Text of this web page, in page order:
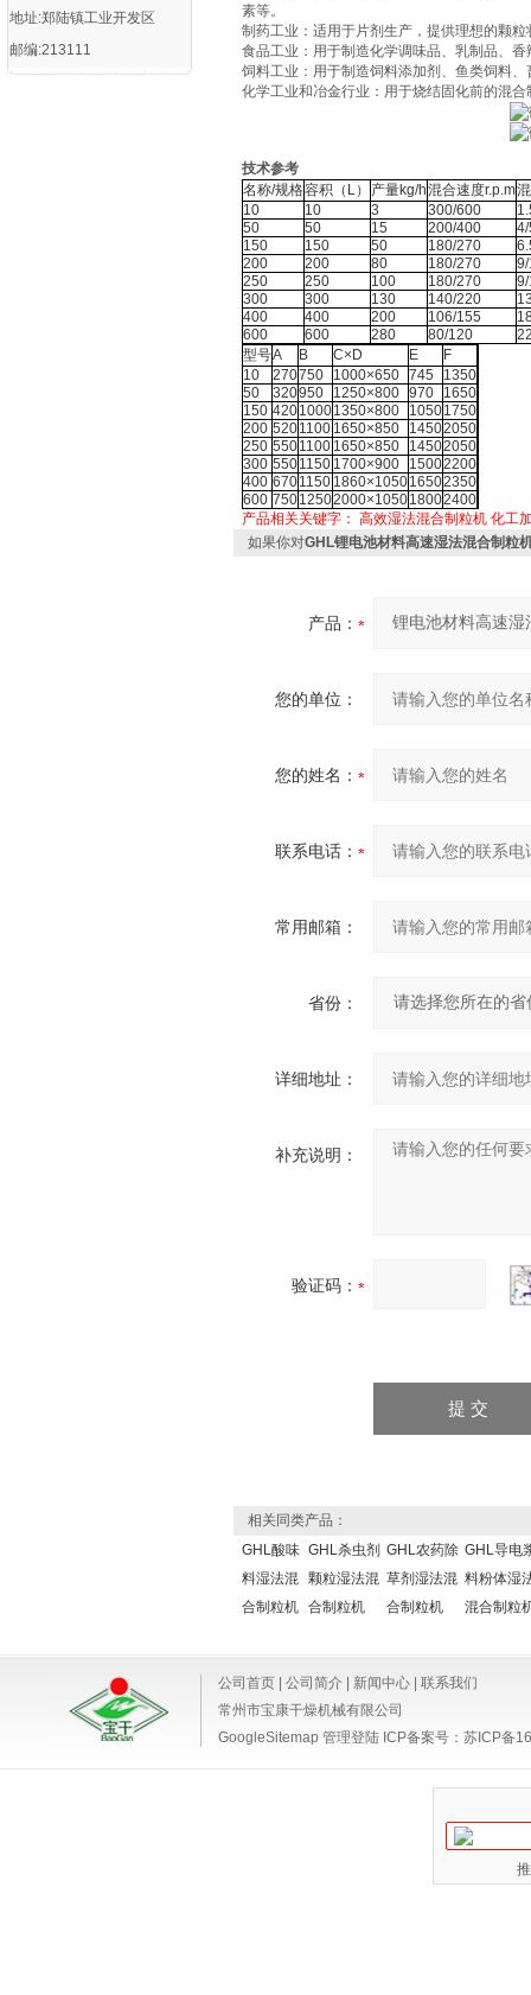
地址:郑陆镇工业开发区
邮编:213111
素等。
制药工业‌：适用于片剂生产，提供理想的颗粒
食品工业‌：用于制造化学调味品、乳制品、
饲料工业‌：用于制造饲料添加剂、鱼类饲料、
化学工业和冶金行业‌：用于烧结固化前的混
技术参考
名称/规格容积（L） 产量kg/h混合速度r.p.m
10
10 3 300/600
50
50 15 200/400
4/
150
150 50 180/270
200
200 80 180/270
9/
250
250 100 180/270
9/
300
300 130 140/220
400
400 200 106/155
600
600 280 80/120
型号A B C×D E
F
10
270750 1000×650 745
1350
50
320950 1250×800 970
1650
150 42010001350×800 10501750
200 5201100 1650×850 14502050
250 5501100 1650×850 14502050
300 5501150 1700×900 15002200
400 6701150 1860×105016502350
600 75012502000×105018002400
产品相关关键字： 高效湿法混合制粒机 化工
如果你对GHL锂电池材料高速湿法混合制粒
产品：
您的单位：
您的姓名：
联系电话：
常用邮箱：
省份：
详细地址：
补充说明：
验证码：
相关同类产品：
GHL酸味
料湿法混
合制粒机
GHL杀虫剂
颗粒湿法混
合制粒机
GHL农药除
草剂湿法混
合制粒机
GHL导电
料粉体湿
混合制粒
公司首页 公司简介 新闻中心
联系我们
常州市宝康干燥机械有限公司
GoogleSitemap 管理登陆 ICP备案号： 苏ICP备